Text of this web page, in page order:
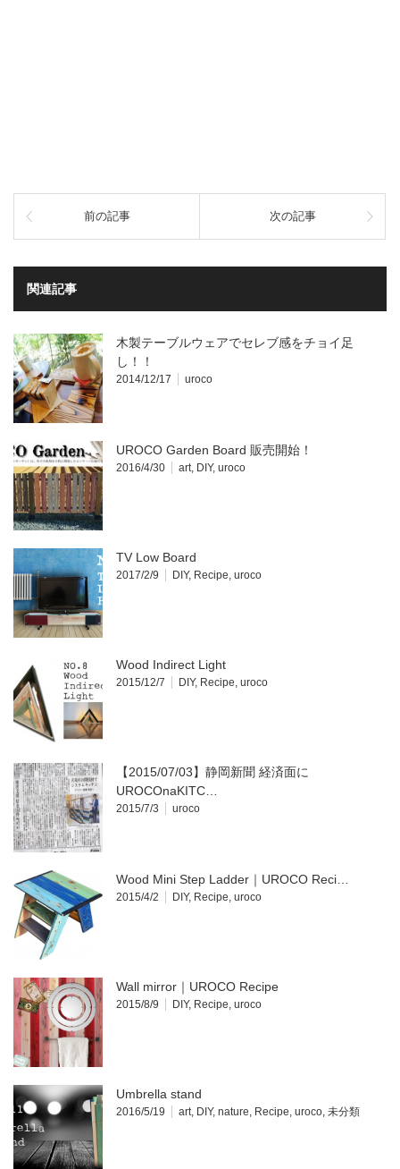
前の記事 次の記事
関連記事
木製テーブルウェアでセレブ感をチョイ足
し！！
2014/12/17 uroco
UROCO Garden Board 販売開始！
2016/4/30 art, DIY, uroco
TV Low Board
2017/2/9 DIY, Recipe, uroco
Wood Indirect Light
2015/12/7 DIY, Recipe, uroco
【2015/07/03】静岡新聞 経済面に
UROCOnaKITC…
2015/7/3 uroco
Wood Mini Step Ladder｜UROCO Reci…
2015/4/2 DIY, Recipe, uroco
Wall mirror｜UROCO Recipe
2015/8/9 DIY, Recipe, uroco
Umbrella stand
2016/5/19 art, DIY, nature, Recipe, uroco, 未分類